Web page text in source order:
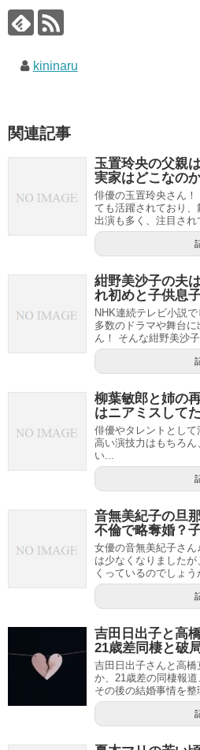
kininaru
関連記事
玉置玲央の父親
実家はどこなの
俳優の玉置玲央さん
ても活躍されており
出演も多く、注目さ
紺野美沙子の夫
れ初めと子供息
NHK連続テレビ小説
多数のドラマや舞台
ん！ そんな紺野美沙
柳葉敏郎と姉の
はニアミスして
俳優やタレントとし
高い演技力はもちろ
い...
音無美紀子の旦
不倫で略奪婚？
女優の音無美紀子さ
は少なくなりました
くっているのでしょう
吉田日出子と高
21歳差同棲と破
吉田日出子さんと高
か、21歳差の同棲報道
その後の結婚事情を整